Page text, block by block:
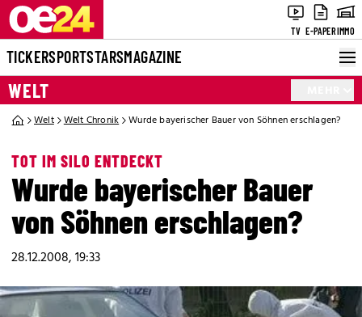
TV E-PAPERIMMO
TICKERSPORTSTARSMAGAZINE
WELT
Welt Welt Chronik Wurde bayerischer Bauer von Söhnen erschlagen?
TOT IM SILO ENTDECKT
Wurde bayerischer Bauer
von Söhnen erschlagen?
28.12.2008, 19:33